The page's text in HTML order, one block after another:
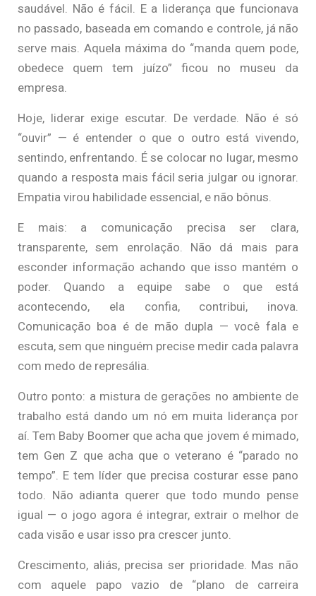
saudável. Não é fácil. E a liderança que funcionava
no passado, baseada em comando e controle, já não
serve mais. Aquela máxima do “manda quem pode,
obedece quem tem juízo” ficou no museu da
empresa.
Hoje, liderar exige escutar. De verdade. Não é só
“ouvir” — é entender o que o outro está vivendo,
sentindo, enfrentando. É se colocar no lugar, mesmo
quando a resposta mais fácil seria julgar ou ignorar.
Empatia virou habilidade essencial, e não bônus.
E mais: a comunicação precisa ser clara,
transparente, sem enrolação. Não dá mais para
esconder informação achando que isso mantém o
poder. Quando a equipe sabe o que está
acontecendo, ela confia, contribui, inova.
Comunicação boa é de mão dupla — você fala e
escuta, sem que ninguém precise medir cada palavra
com medo de represália.
Outro ponto: a mistura de gerações no ambiente de
trabalho está dando um nó em muita liderança por
aí. Tem Baby Boomer que acha que jovem é mimado,
tem Gen Z que acha que o veterano é “parado no
tempo”. E tem líder que precisa costurar esse pano
todo. Não adianta querer que todo mundo pense
igual — o jogo agora é integrar, extrair o melhor de
cada visão e usar isso pra crescer junto.
Crescimento, aliás, precisa ser prioridade. Mas não
com aquele papo vazio de “plano de carreira